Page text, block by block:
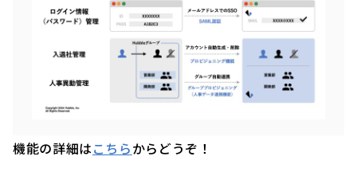
機能の詳細はこちらからどうぞ！